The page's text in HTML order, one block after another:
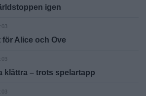
igen
för Alice och Ove
klättra – trots spelartapp